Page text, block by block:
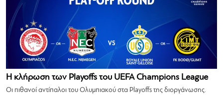
Η κλήρωση των Playoffs του UEFA Champions League
Οι πιθανοί αντίπαλοι του Ολυμπιακού στα Playoffs της διοργάνωσης.